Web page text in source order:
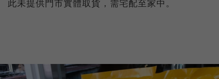
此未提供門市實體取貨，需宅配至家中。